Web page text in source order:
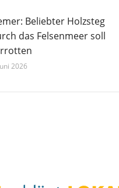
Beliebter Holzsteg
das Felsenmeer soll
2026